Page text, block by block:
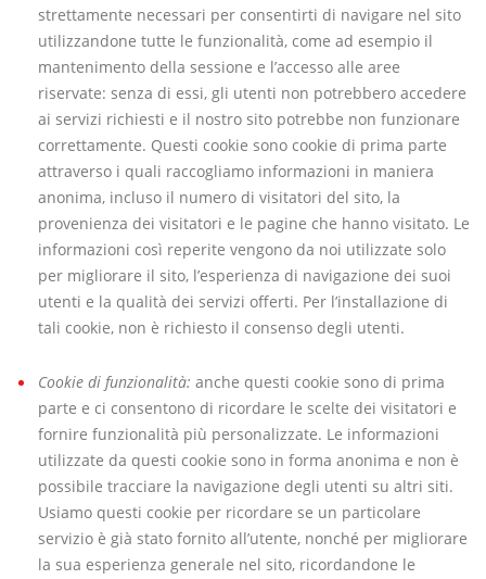
strettamente necessari per consentirti di navigare nel sito
utilizzandone tutte le funzionalità, come ad esempio il
mantenimento della sessione e l’accesso alle aree
riservate: senza di essi, gli utenti non potrebbero accedere
ai servizi richiesti e il nostro sito potrebbe non funzionare
correttamente. Questi cookie sono cookie di prima parte
attraverso i quali raccogliamo informazioni in maniera
anonima, incluso il numero di visitatori del sito, la
provenienza dei visitatori e le pagine che hanno visitato. Le
informazioni così reperite vengono da noi utilizzate solo
per migliorare il sito, l’esperienza di navigazione dei suoi
utenti e la qualità dei servizi offerti. Per l’installazione di
tali cookie, non è richiesto il consenso degli utenti.
Cookie di funzionalità: anche questi cookie sono di prima
parte e ci consentono di ricordare le scelte dei visitatori e
fornire funzionalità più personalizzate. Le informazioni
utilizzate da questi cookie sono in forma anonima e non è
possibile tracciare la navigazione degli utenti su altri siti.
Usiamo questi cookie per ricordare se un particolare
servizio è già stato fornito all’utente, nonché per migliorare
la sua esperienza generale nel sito, ricordandone le